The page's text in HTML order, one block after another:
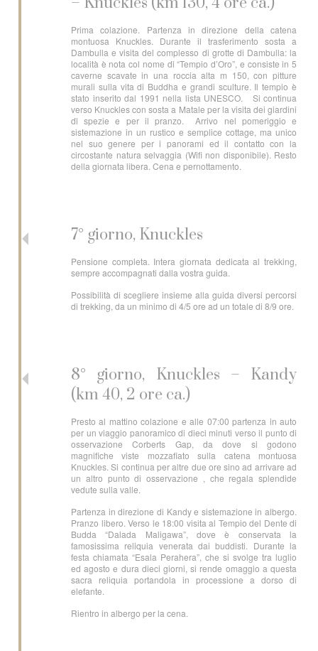
Prima colazione. Partenza in direzione della catena
montuosa Knuckles. Durante il trasferimento sosta a
Dambulla e visita del complesso di grotte di Dambulla: la
località è nota col nome di “Tempio d’Oro”, e consiste in 5
caverne scavate in una roccia alta m 150, con pitture
murali sulla vita di Buddha e grandi sculture. Il tempio è
stato inserito dal 1991 nella lista UNESCO. Si continua
verso Knuckles con sosta a Matale per la visita dei giardini
di spezie e per il pranzo. Arrivo nel pomeriggio e
sistemazione in un rustico e semplice cottage, ma unico
nel suo genere per i panorami ed il contatto con la
circostante natura selvaggia (Wifi non disponibile). Resto
della giornata libera. Cena e pernottamento.
7° giorno, Knuckles
Pensione completa. Intera giornata dedicata al trekking,
sempre accompagnati dalla vostra guida.
Possibilità di scegliere insieme alla guida diversi percorsi
di trekking, da un minimo di 4/5 ore ad un totale di 8/9 ore.
8° giorno, Knuckles – Kandy
(km 40, 2 ore ca.)
Presto al mattino colazione e alle 07:00 partenza in auto
per un viaggio panoramico di dieci minuti verso il punto di
osservazione Corberts Gap, da dove si godono
magnifiche viste mozzafiato sulla catena montuosa
Knuckles. Si continua per altre due ore sino ad arrivare ad
un altro punto di osservazione , che regala splendide
vedute sulla valle.
Partenza in direzione di Kandy e sistemazione in albergo.
Pranzo libero. Verso le 18:00 visita al Tempio del Dente di
Budda “Dalada Maligawa”, dove è conservata la
famosissima reliquia venerata dai buddisti. Durante la
festa chiamata “Esala Perahera”, che si svolge tra luglio
ed agosto e dura dieci giorni, si rende omaggio a questa
sacra reliquia portandola in processione a dorso di
elefante.
Rientro in albergo per la cena.